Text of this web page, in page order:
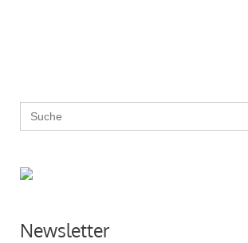
Search
for:
Newsletter